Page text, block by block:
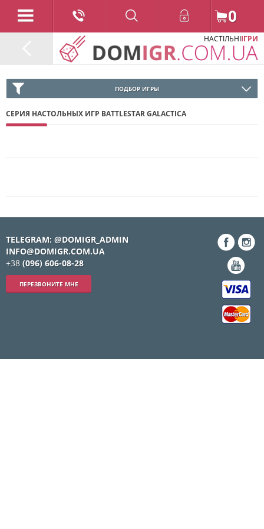
0
НАСТІЛЬНІІГРИ
ПОДБОР ИГРЫ
СЕРИЯ НАСТОЛЬНЫХ ИГР BATTLESTAR GALACTICA
TELEGRAM: @DOMIGR_ADMIN
INFO@DOMIGR.COM.UA
+38 (096) 606-08-28
ПЕРЕЗВОНИТЕ МНЕ